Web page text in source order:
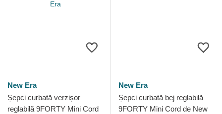
New Era
Șepci curbată verzișor
reglabilă 9FORTY Mini Cord
New Era
Șepci curbată bej reglabilă
9FORTY Mini Cord de New